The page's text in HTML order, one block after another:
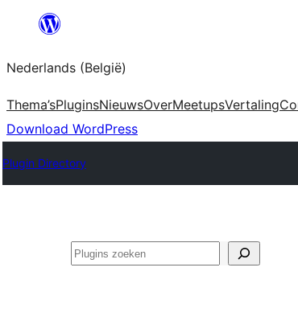
Spring
de
inhoud
Nederlands (België)
Thema’sPluginsNieuwsOverMeetupsVertaling
Download WordPress
Plugin Directory
Zoeken